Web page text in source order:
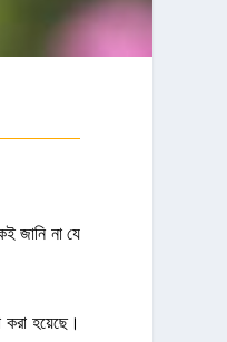
জানি না যে
করা হয়েছে।